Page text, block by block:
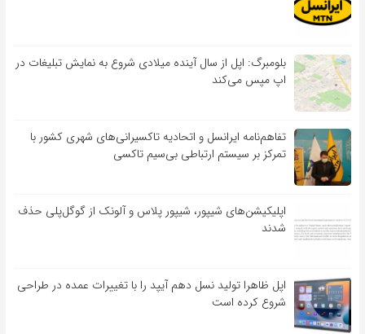
بلومبرگ: اپل از سال آینده میلادی شروع به نمایش تبلیغات در
اپ مپس می‌کند
تفاهم‌نامه‌ ایرانسل و اتحادیه تاکسیرانی‌های شهری کشور با
تمرکز بر سیستم ارتباطی بی‌سیم تاکسی
اپلیکیشن‌های شیپور، شیپور پلاس و آلونک از گوگل‌پلی حذف
شدند
اپل ظاهرا تولید نسل دهم آیپد را با تغییرات عمده در طراحی
شروع کرده است